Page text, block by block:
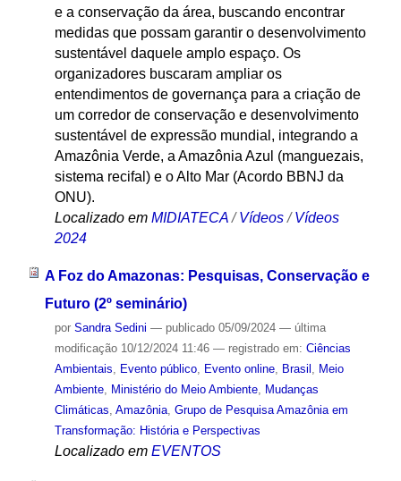
e a conservação da área, buscando encontrar
medidas que possam garantir o desenvolvimento
sustentável daquele amplo espaço. Os
organizadores buscaram ampliar os
entendimentos de governança para a criação de
um corredor de conservação e desenvolvimento
sustentável de expressão mundial, integrando a
Amazônia Verde, a Amazônia Azul (manguezais,
sistema recifal) e o Alto Mar (Acordo BBNJ da
ONU).
Localizado em MIDIATECA /Vídeos /Vídeos
2024
A Foz do Amazonas: Pesquisas, Conservação e
Futuro (2º seminário)
por Sandra Sedini — publicado05/09/2024 — última
modificação10/12/2024 11:46 — registrado em: Ciências
Ambientais, Evento público, Evento online, Brasil , Meio
Ambiente, Ministério do Meio Ambiente, Mudanças
Climáticas, Amazônia, Grupo de Pesquisa Amazônia em
Transformação: História e Perspectivas
Localizado em EVENTOS